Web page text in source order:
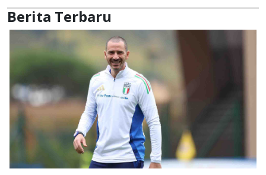
Berita Terbaru